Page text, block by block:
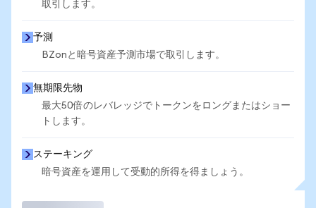
取引します。
予測
BZonと暗号資産予測市場で取引します。
無期限先物
最大50倍のレバレッジでトークンをロングまたはショー
トします。
ステーキング
暗号資産を運用して受動的所得を得ましょう。